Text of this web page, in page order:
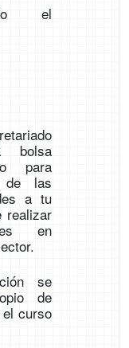
el
bolsa
para
de las
a tu
realizar
en
se
de
curso